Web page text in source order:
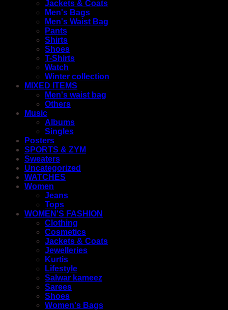
Jackets & Coats
Men's Bags
Men's Waist Bag
Pants
Shirts
Shoes
T-Shirts
Watch
Winter collection
MIXED ITEMS
Men's waist bag
Others
Music
Albums
Singles
Posters
SPORTS & ZYM
Sweaters
Uncategorized
WATCHES
Women
Jeans
Tops
WOMEN'S FASHION
Clothing
Cosmetics
Jackets & Coats
Jewelleries
Kurtis
Lifestyle
Salwar kameez
Sarees
Shoes
Women's Bags